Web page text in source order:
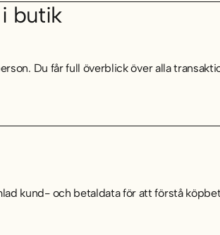
butik
Du får full överblick över alla
kund- och betaldata för att förstå